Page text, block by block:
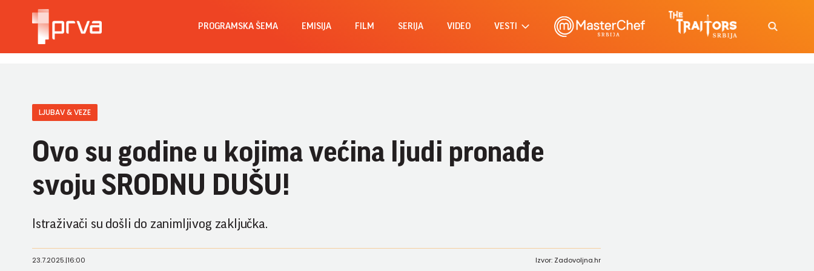
PROGRAMSKA ŠEMA EMISIJA FILM SERIJA VIDEO VESTI
LJUBAV & VEZE
Ovo su godine u kojima većina ljudi pronađe
svoju SRODNU DUŠU!
Istraživači su došli do zanimljivog zaključka.
23.7.2025.|16:00 Izvor: Zadovoljna.hr